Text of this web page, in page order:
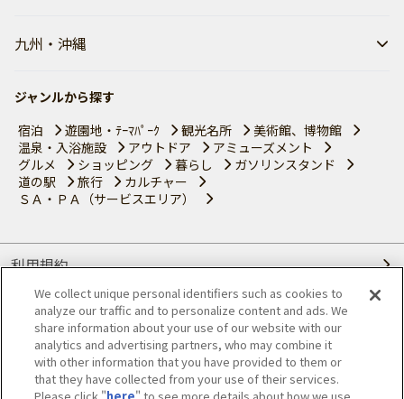
九州・沖縄
ジャンルから探す
宿泊
遊園地・ﾃｰﾏﾊﾟｰｸ 観光名所
美術館、博物館
温泉・入浴施設
アウトドア
アミューズメント
グルメ
ショッピング 暮らし
ガソリンスタンド
道の駅
旅行
カルチャー
ＳＡ・ＰＡ（サービスエリア）
利用規約
個人情報の取り扱いについて
会員優待サービスの提携をご検討の方へ
JAFホームページ
We collect unique personal identifiers such as cookies to
analyze our traffic and to personalize content and ads. We
share information about your use of our website with our
analytics and advertising partners, who may combine it
with other information that you have provided to them or
that they have collected from your use of their services.